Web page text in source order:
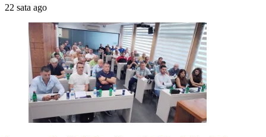
22 sata ago